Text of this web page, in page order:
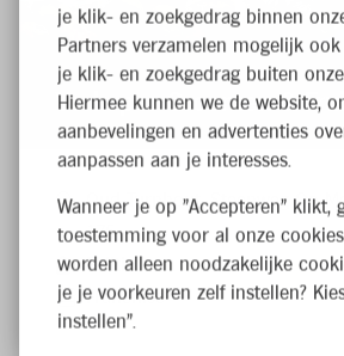
je klik- en zoekgedrag binnen
Partners verzamelen mogelijk
je klik- en zoekgedrag buiten
Hiermee kunnen we de website,
aanbevelingen en advertenties
aanpassen aan je interesses.
Wanneer je op "Accepteren" klikt,
toestemming voor al onze
worden alleen noodzakelijke
je je voorkeuren zelf instellen?
instellen".
Verkoper Groenten &
Oud-Turnhout, Steenweg Op
175
Fulltime
Franchise